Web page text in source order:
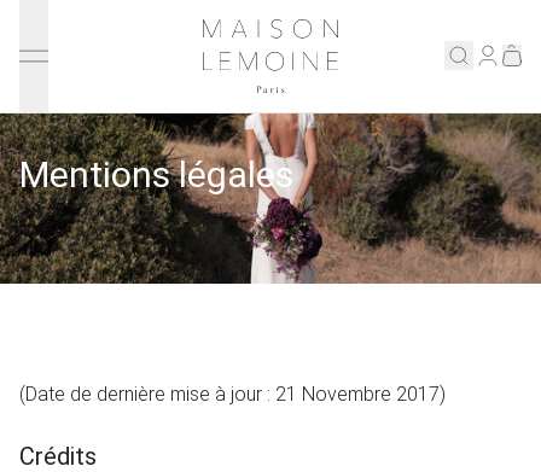
Eshop
Notre maison
Prenons rendez-vous
Maison Lemoine
Mentions légales
(Date de dernière mise à jour : 21 Novembre 2017)
Crédits